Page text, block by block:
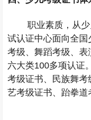
职业素质，从少
试认证中心面向全
考级、舞蹈考级、
六大类100多项认证
考级证书、民族舞
艺考级证书、跆拳道